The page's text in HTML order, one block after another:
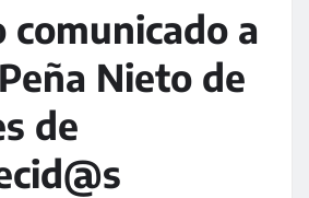
comunicado a
Nieto de
de